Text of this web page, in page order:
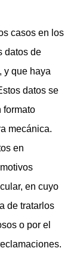
casos en los
datos de
y que haya
datos se
formato
mecánica.
en
en cuyo
de tratarlos
o por el